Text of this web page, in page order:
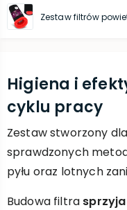
Higiena i
cyklu pracy
Zestaw stworzony
sprawdzonych
pyłu oraz lotnych
Budowa filtra